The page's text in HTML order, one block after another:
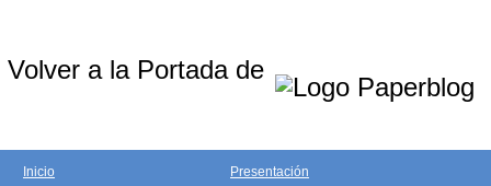
Volver a la Portada de
Inicio
Presentación